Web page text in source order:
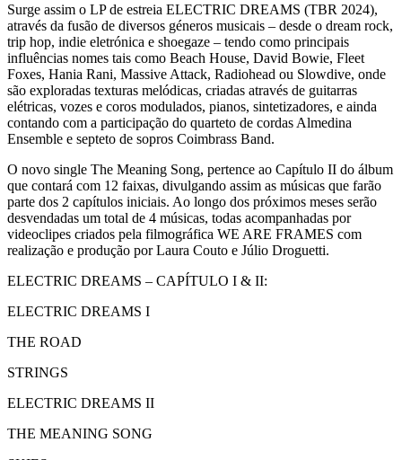
Surge assim o LP de estreia ELECTRIC DREAMS (TBR 2024),
através da fusão de diversos géneros musicais – desde o dream rock,
trip hop, indie eletrónica e shoegaze – tendo como principais
influências nomes tais como Beach House, David Bowie, Fleet
Foxes, Hania Rani, Massive Attack, Radiohead ou Slowdive, onde
são exploradas texturas melódicas, criadas através de guitarras
elétricas, vozes e coros modulados, pianos, sintetizadores, e ainda
contando com a participação do quarteto de cordas Almedina
Ensemble e septeto de sopros Coimbrass Band.
O novo single The Meaning Song, pertence ao Capítulo II do álbum
que contará com 12 faixas, divulgando assim as músicas que farão
parte dos 2 capítulos iniciais. Ao longo dos próximos meses serão
desvendadas um total de 4 músicas, todas acompanhadas por
videoclipes criados pela filmográfica WE ARE FRAMES com
realização e produção por Laura Couto e Júlio Droguetti.
ELECTRIC DREAMS – CAPÍTULO I & II:
ELECTRIC DREAMS I
THE ROAD
STRINGS
ELECTRIC DREAMS II
THE MEANING SONG